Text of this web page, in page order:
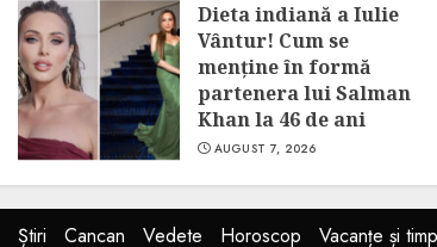
Dieta indiană a Iulie
Vântur! Cum se
menține în formă
partenera lui Salman
Khan la 46 de ani
AUGUST 7, 2026
Știri Cancan Vedete Horoscop Vacanțe și